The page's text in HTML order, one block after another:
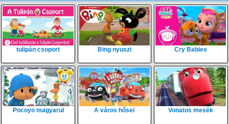
tulipán csoport Bing nyuszi Cry Babies
Pocoyo magyarul A város hősei Vonatos mesék